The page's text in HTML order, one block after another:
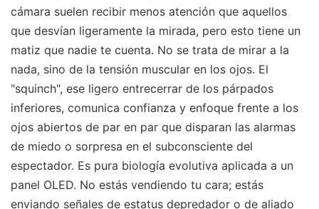
cámara suelen recibir menos atención que aquellos
que desvían ligeramente la mirada, pero esto tiene un
matiz que nadie te cuenta. No se trata de mirar a la
nada, sino de la tensión muscular en los ojos. El
"squinch", ese ligero entrecerrar de los párpados
inferiores, comunica confianza y enfoque frente a los
ojos abiertos de par en par que disparan las alarmas
de miedo o sorpresa en el subconsciente del
espectador. Es pura biología evolutiva aplicada a un
panel OLED. No estás vendiendo tu cara; estás
enviando señales de estatus depredador o de aliado